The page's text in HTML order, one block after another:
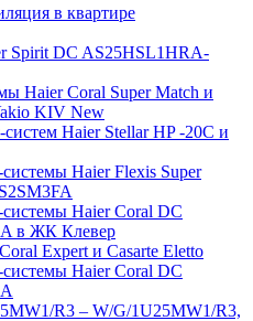
в квартире
Spirit DC AS25HSL1HRA-
Haier Coral Super Match и
KIV New
Haier Stellar HP -20С и
Haier Flexis Super
Haier Coral DC
в ЖК Клевер
Expert и Casarte Eletto
Haier Coral DC
R3 – W/G/1U25MW1/R3,